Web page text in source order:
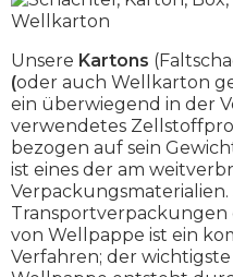
Unsere Kartons
(oder auch Wellkarton
ein überwiegend in der
verwendetes
bezogen auf sein
ist eines der am
Transportverpackungen
von Wellpappe ist ein
Verfahren; der